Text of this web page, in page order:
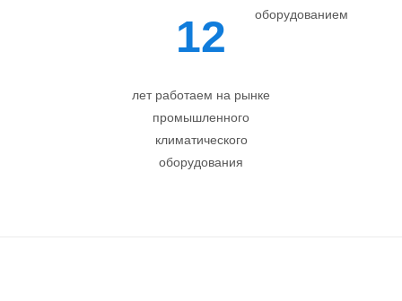
оборудованием
12
лет работаем на рынке
промышленного
климатического
оборудования